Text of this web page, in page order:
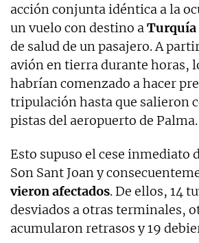
acción conjunta idéntica a la
un vuelo con destino aTurquía
de salud de un pasajero. A
avión en tierra durante horas,
habrían comenzado a hacer
tripulación hasta que salieron
pistas del aeropuerto de Palma.
Esto supuso el cese inmediato
Son Sant Joan y
vieron afectados. De ellos, 14
desviados a otras terminales,
acumularon retrasos y 19